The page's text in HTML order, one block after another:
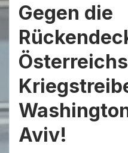
Gegen die
Aviv!